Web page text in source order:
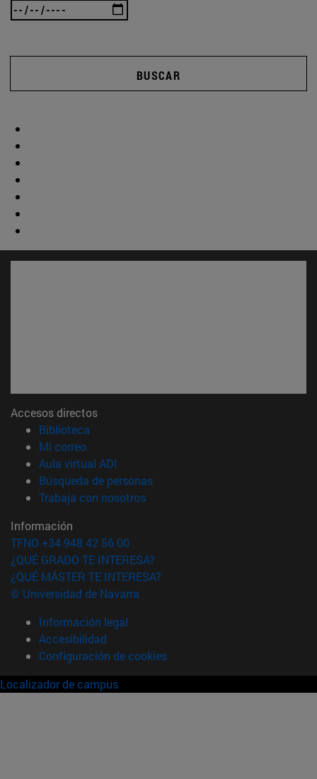
BUSCAR
Accesos directos
Biblioteca
Mi correo(abre en nueva ventana)
Aula virtual ADI
Búsqueda de personas(abre en nueva ventana)
Trabaja con nosotros(abre en nueva ventana)
Información
TFNO +34 948 42 56 00
¿QUÉ GRADO TE INTERESA?
¿QUÉ MÁSTER TE INTERESA?
© Universidad de Navarra
Información legal
Accesibilidad
Configuración de cookies
Localizador de campus